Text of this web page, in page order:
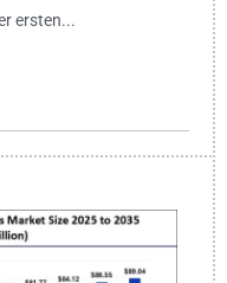
ersten...